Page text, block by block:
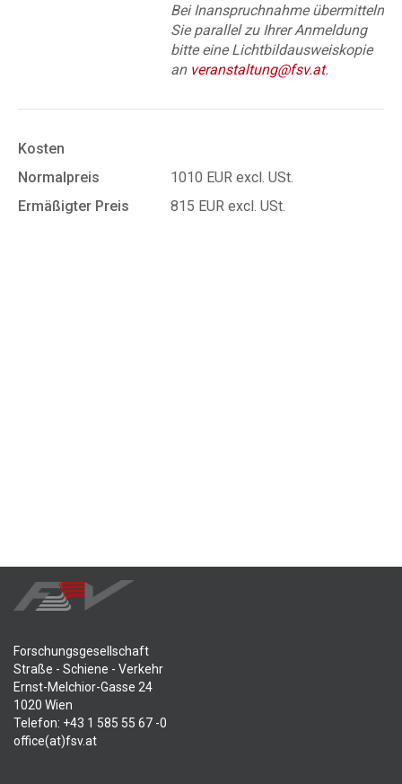
Bei Inanspruchnahme übermitteln
Sie parallel zu Ihrer Anmeldung
bitte eine Lichtbildausweiskopie
an veranstaltung@fsv.at.
Kosten
Normalpreis
1010 EUR excl. USt.
Ermäßigter Preis
815 EUR excl. USt.
Forschungsgesellschaft
Straße - Schiene - Verkehr
Ernst-Melchior-Gasse 24
1020 Wien
Telefon: +43 1 585 55 67 -0
office(at)fsv.at